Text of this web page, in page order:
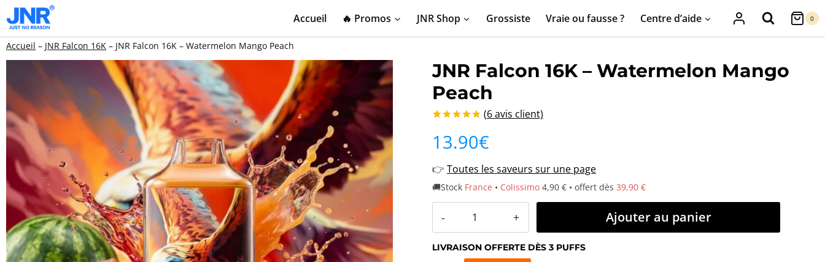
Aller
au
contenu
Accueil 🔥 Promos JNR Shop Grossiste Vraie ou fausse ? Centre d’aide 0
Accueil – JNR Falcon 16K – JNR Falcon 16K – Watermelon Mango Peach
JNR Falcon 16K – Watermelon Mango
Peach
sur 5 basé
sur
client
(6avis client)
13.90€
👉 Toutes les saveurs sur une page
🚚Stock France • Colissimo 4,90 € • offert dès 39,90 €
de
JNR
Ajouter au panier
LIVRAISON OFFERTE DÈS 3 PUFFS